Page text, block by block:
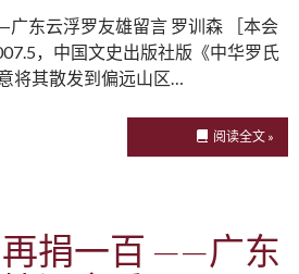
东云浮罗友雄留言 罗训森 ［本会
，中国文史出版社版《中华罗氏
将其散发到偏远山区…
阅读全文 »
捐一百 ——广东